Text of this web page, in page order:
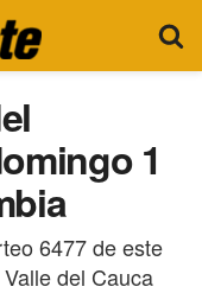
1
6477 de este
del Cauca